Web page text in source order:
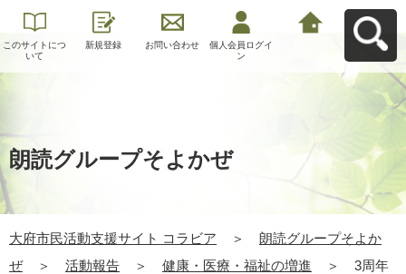
このサイトにつ
いて
新規登録 お問い合わせ
個人会員ログイ
ン
朗読グループそよかぜ
大府市民活動支援サイト コラビア ＞
朗読グループそよか
ぜ
＞ 活動報告 ＞ 健康・医療・福祉の増進 ＞
3周年